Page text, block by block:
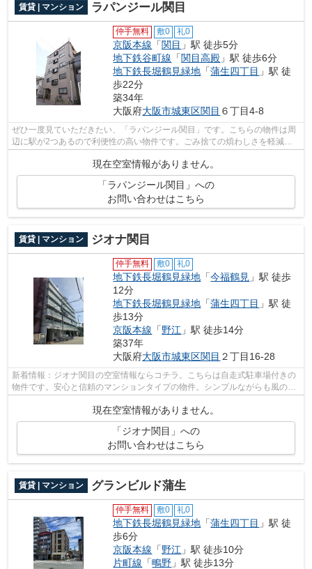
賃貸 | マンション ラパンジール関目
仲手無料 敷0 礼0
京阪本線 「関目 」駅 徒歩5分
地下鉄谷町線 「関目高殿 」駅 徒歩6分
地下鉄長堀鶴見緑地 「蒲生四丁目 」駅 徒
歩22分
築34年
大阪府大阪市城東区関目 ６丁目4-8
ぜひ一度見ていただきたい、「ラパンジール関目」です。こちらの物件は周
辺に駅が2つあるので利便性の高い物件です。ごみ捨ての煩わしさを軽減す
るのが、敷地内ごみ置き場です。ご好評...
現在空室情報がありません。
「ラパンジール関目」への
お問い合わせはこちら
賃貸 | マンション ジオナ関目
仲手無料 敷0 礼0
地下鉄長堀鶴見緑地 「今福鶴見 」駅 徒歩
12分
地下鉄長堀鶴見緑地 「蒲生四丁目 」駅 徒
歩13分
京阪本線 「野江 」駅 徒歩14分
築37年
大阪府大阪市城東区関目 ２丁目16-28
新着情報：ジオナ関目の空室情報ならコチラ。こちらは自走式駐車場付きの
物件です。安心と信頼のマンションタイプの物件。シンプルながらも風の通
現在空室情報がありません。
「ジオナ関目」への
お問い合わせはこちら
賃貸 | マンション グランビルド蒲生
仲手無料 敷0 礼0
地下鉄長堀鶴見緑地 「蒲生四丁目 」駅 徒
歩6分
京阪本線 「野江 」駅 徒歩10分
片町線 「鴫野 」駅 徒歩13分